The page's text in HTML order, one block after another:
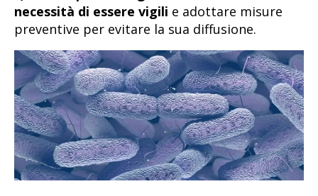
necessità di essere vigili e adottare misure
preventive per evitare la sua diffusione.